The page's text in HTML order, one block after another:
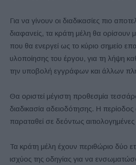
Για να γίνουν οι διαδικασίες πιο
διαφανείς, τα κράτη μέλη θα ορίσουν
που θα ενεργεί ως το κύριο σημείο
υλοποίησης του έργου, για τη λήψη
την υποβολή εγγράφων και άλλων
Θα οριστεί μέγιστη προθεσμία
διαδικασία αδειοδότησης. Η
παραταθεί σε δεόντως
Τα κράτη μέλη έχουν περιθώριο δύο
ισχύος της οδηγίας για να